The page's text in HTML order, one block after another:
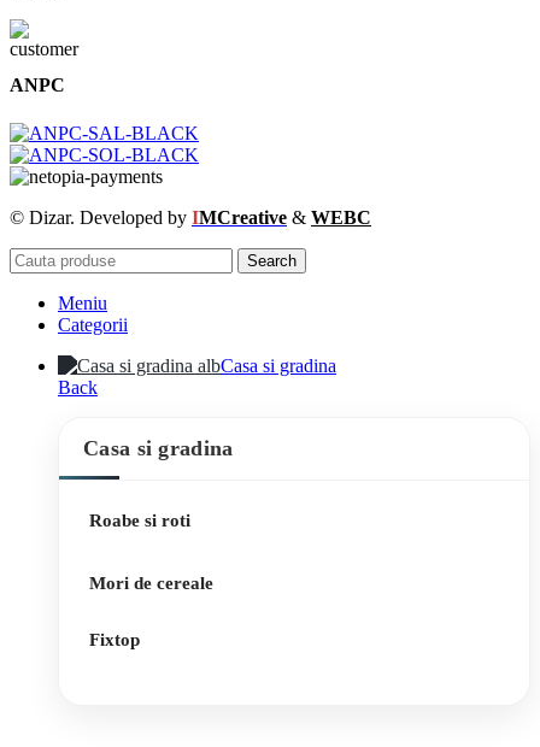
ANPC
© Dizar. Developed by IMCreative & WEBC
Search
Meniu
Categorii
Casa si gradina
Back
Casa si gradina
Roabe si roti
Mori de cereale
Fixtop